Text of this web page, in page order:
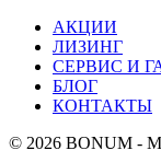
АКЦИИ
ЛИЗИНГ
СЕРВИС И
БЛОГ
КОНТАКТЫ
© 2026 BONUM -